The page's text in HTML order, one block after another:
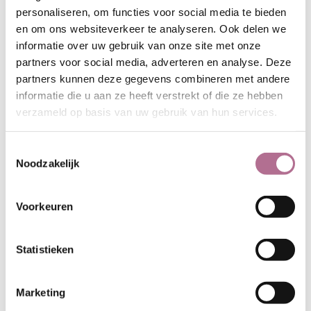
personaliseren, om functies voor social media te bieden
en om ons websiteverkeer te analyseren. Ook delen we
informatie over uw gebruik van onze site met onze
partners voor social media, adverteren en analyse. Deze
partners kunnen deze gegevens combineren met andere
informatie die u aan ze heeft verstrekt of die ze hebben
verzameld op basis van uw gebruik van hun services.
Noodzakelijk
Voorkeuren
Statistieken
Marketing
Onderhoud van deze
sokken
Wol is een proteïnevezel (lijkend op
menselijk haar) waarvan perfect
kleding kan worden gemaakt. Wol
kan tot 33 procent van zijn eigen
een lagere pH-waarde die de
eigenschappen die er onder andere
blaren krijgt als je wollen sokken
en ze daarna twee dagen te